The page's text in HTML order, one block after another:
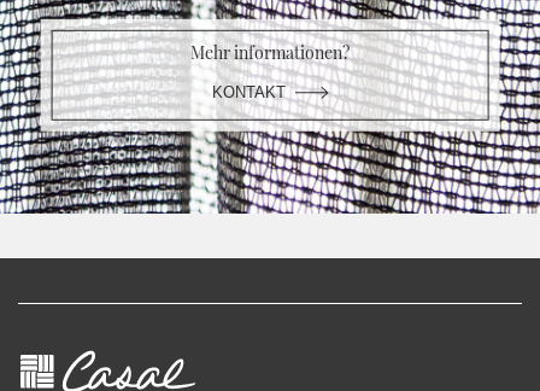
Mehr informationen?
KONTAKT